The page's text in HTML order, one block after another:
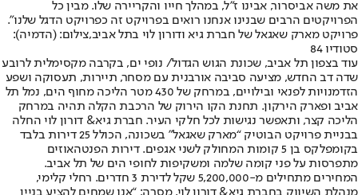
את משה אביסרור, אבינו ז"ל, במהלך חייו והקריירה שלו. מבין כל
הפרויקטים הרבים שבנינו אנחנו רואים בפרויקט זה כפרויקט הדגל שלנו".
פרויקט מארק שאגאל של חברת גיא ודורון לוי בתל אביב,צילום: (הדמיה):
סטודיו 84
עוד בצפון תל אביב, שכונת הגוש הגדול/ נופי ים, בקרבה מקסימלית לרובע
שדה דב החדש, מציעה סביבה אורבנית עם מסחר, תיירות, תעסוקה ושפע
הזדמנויות לפנאי ובילויים, במרחק של 430 מטר הליכה מחוף הים, נמל תל
אביב ופארק הירקון. תחנת הקו הירוק של הרכבת הקלה תהיה במרחק
הליכה קצר, ותאפשר נגישות לכל חלקי העיר. חברת גיא& דורון לוי החלה
בבניית פרויקט הבוטיק “מארק שאגאל" בשכונה, הכולל 25 דירות בלבד
בקומפלקס בן 5 קומות המחולק לשני אגפים. דירות הפנטהאוזים
מתפרסות על פני קומה שלמה ומשקיפות לחופי הים של תל אביב.
המחירים מתחילים מ-5,200,000 שקל לדירת 3 חדרים. רחלי קלימי,